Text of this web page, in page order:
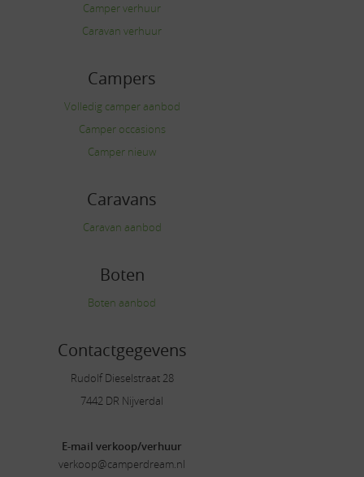
Camper verhuur
Caravan verhuur
Campers
Volledig camper aanbod
Camper occasions
Camper nieuw
Caravans
Caravan aanbod
Boten
Boten aanbod
Contactgegevens
Rudolf Dieselstraat 28
7442 DR Nijverdal
E-mail verkoop/verhuur
verkoop@camperdream.nl